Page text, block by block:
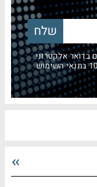
בדואר אלקטרוני